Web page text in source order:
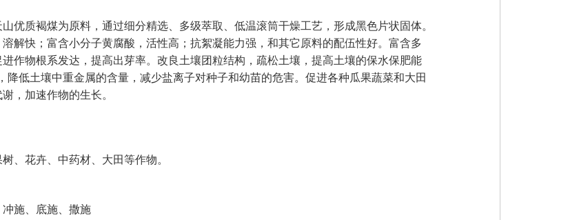
优质褐煤为原料，通过细分精选、多级萃取、低温滚筒干燥工艺，形成黑色片状固体。
解快；富含小分子黄腐酸，活性高；抗絮凝能力强，和其它原料的配伍性好。富含多
作物根系发达，提高出芽率。改良土壤团粒结构，疏松土壤，提高土壤的保水保肥能
降低土壤中重金属的含量，减少盐离子对种子和幼苗的危害。促进各种瓜果蔬菜和大田
，加速作物的生长。
、花卉、中药材、大田等作物。
施、底施、撒施